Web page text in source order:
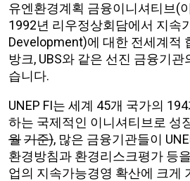
유엔환경계획 금융이니셔티브(
1992년 리우정상회담에서 지속
Development)에 대한 전세계적
방크, UBS와 같은 선진 금융기
습니다.
UNEP FI는 세계 45개 국가의
하는 국제적인 이니셔티브로 성
월기준), 많은 금융기관들이
환경방침과 환경리스크평가 등
업의 지속가능경영 확산에 크게